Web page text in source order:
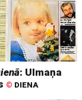
: Ulmaņa
© DIENA